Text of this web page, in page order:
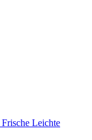
Frische Leichte